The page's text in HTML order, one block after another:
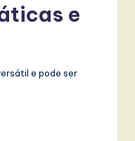
e
e pode ser